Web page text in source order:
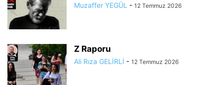
Muzaffer YEGÜL - 12 Temmuz 2026
Z Raporu
Ali Rıza GELİRLİ - 12 Temmuz 2026